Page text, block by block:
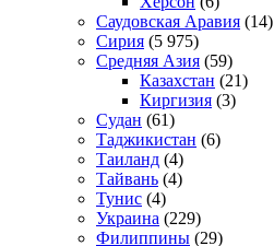
Саудовская Аравия (14)
Сирия (5 975)
Средняя Азия (59)
Казахстан (21)
Киргизия (3)
Судан (61)
Таджикистан (6)
Таиланд (4)
Тайвань (4)
Тунис (4)
Украина (229)
Филиппины (29)